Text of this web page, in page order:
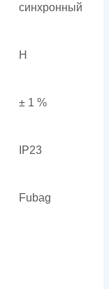
синхронный
H
± 1 %
IP23
Fubag